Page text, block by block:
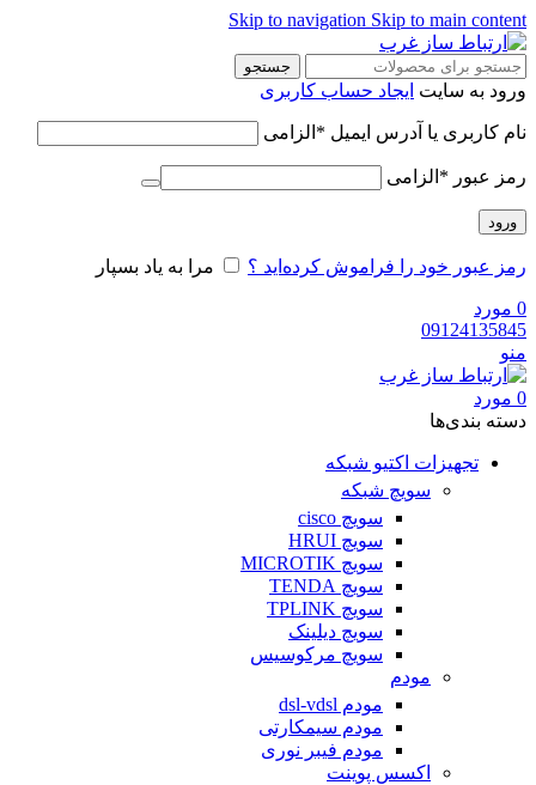
Skip to navigation Skip to main content
جستجو
ورود به سایت ایجاد حساب کاربری
نام کاربری یا آدرس ایمیل * الزامی
رمز عبور * الزامی
ورود
رمز عبور خود را فراموش کرده‌اید ؟ مرا به یاد بسپار
0 مورد
09124135845
منو
0 مورد
دسته‌ بندی‌ها
تجهیزات اکتیو شبکه
سویچ شبکه
سویچ cisco
سویچ HRUI
سویچ MICROTIK
سویچ TENDA
سویچ TPLINK
سویچ دیلینک
سویچ مرکوسیس
مودم
مودم dsl-vdsl
مودم سیمکارتی
مودم فیبر نوری
اکسس پوینت